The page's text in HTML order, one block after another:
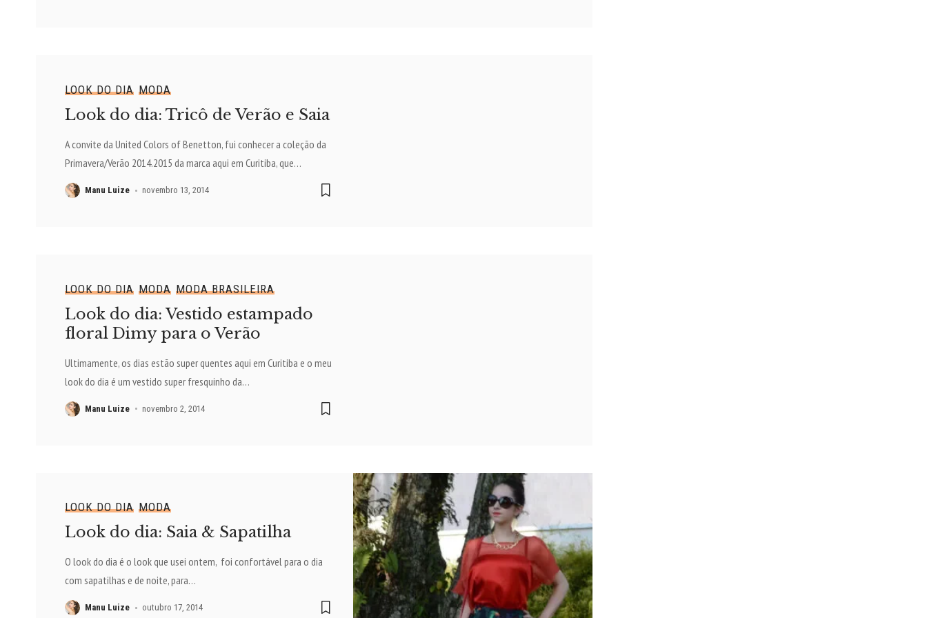
LOOK DO DIA MODA
Look do dia: Tricô de Verão e Saia
A convite da United Colors of Benetton, fui conhecer a coleção da
Primavera/Verão 2014.2015 da marca aqui em Curitiba, que…
Manu Luize novembro 13, 2014
LOOK DO DIA MODA MODA BRASILEIRA
Look do dia: Vestido estampado
floral Dimy para o Verão
Ultimamente, os dias estão super quentes aqui em Curitiba e o meu
look do dia é um vestido super fresquinho da…
Manu Luize novembro 2, 2014
LOOK DO DIA MODA
Look do dia: Saia & Sapatilha
O look do dia é o look que usei ontem, foi confortável para o dia
com sapatilhas e de noite, para…
Manu Luize outubro 17, 2014